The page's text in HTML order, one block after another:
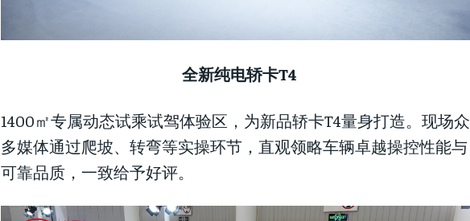
全新纯电轿卡T4
1400㎡专属动态试乘试驾体验区，为新品轿卡T4量身打造。现场众
多媒体通过爬坡、转弯等实操环节，直观领略车辆卓越操控性能与
可靠品质，一致给予好评。